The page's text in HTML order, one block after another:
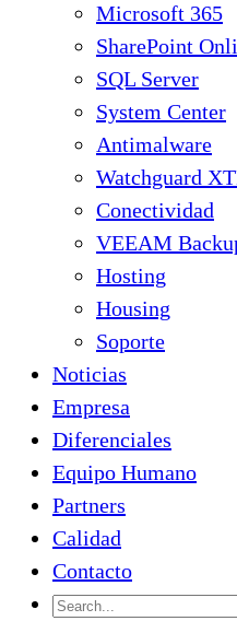
Microsoft 365
SharePoint
SQL Server
System Center
Antimalware
Watchguard
Conectividad
VEEAM
Hosting
Housing
Soporte
Noticias
Empresa
Diferenciales
Equipo Humano
Partners
Calidad
Contacto